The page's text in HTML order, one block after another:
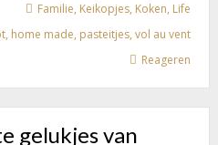
Familie, Keikopjes, Koken, Life
, home made, pasteitjes,vol au vent
Reageren
gelukjes van